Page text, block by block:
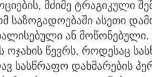
მძიმე ტრაგიკული
საზოგადოებაში ასეთი
ან
წევრს, როდესაც
სასწრაფო დახმარების